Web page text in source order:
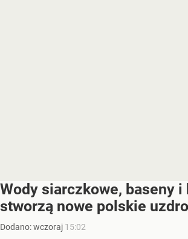
Wody siarczkowe, baseny i
stworzą nowe polskie
Dodano:wczoraj 15:02